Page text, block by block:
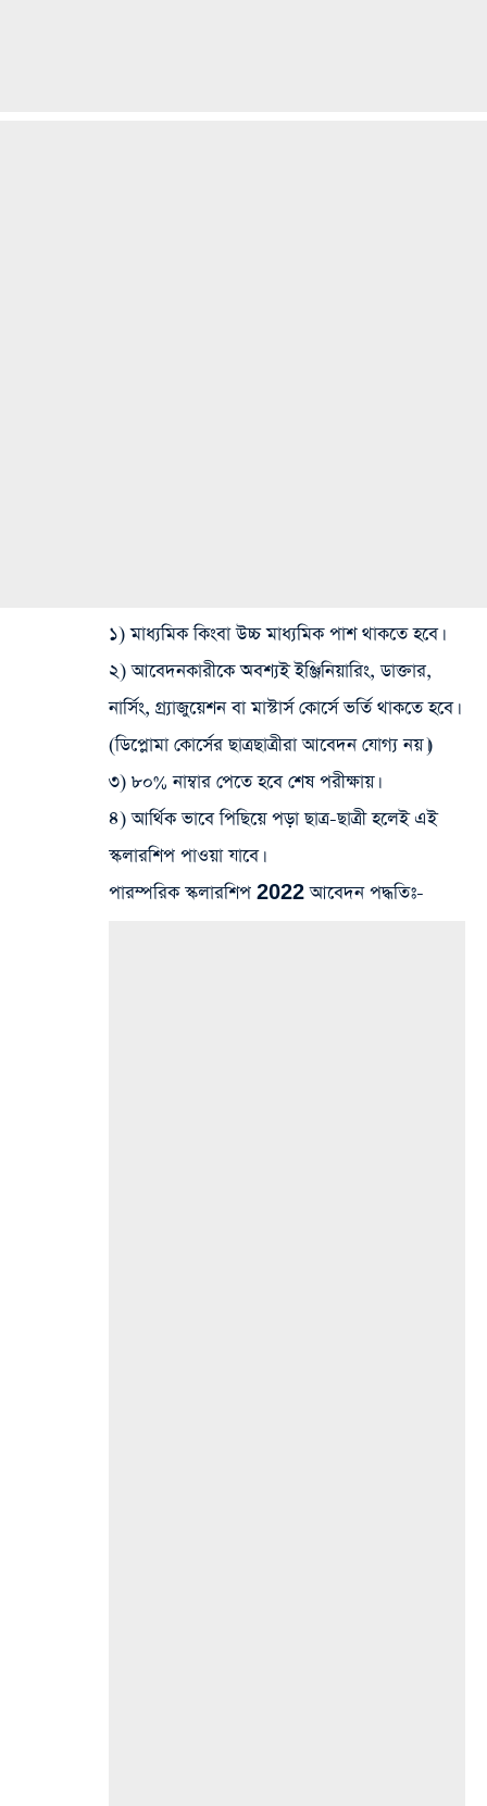
১) মাধ্যমিক কিংবা উচ্চ মাধ্যমিক পাশ থাকতে হবে।
২) আবেদনকারীকে অবশ্যই ইঞ্জিনিয়ারিং, ডাক্তার,
নার্সিং, গ্র্যাজুয়েশন বা মাস্টার্স কোর্সে ভর্তি থাকতে হবে।
(ডিপ্লোমা কোর্সের ছাত্রছাত্রীরা আবেদন যোগ্য নয়।)
৩) ৮০% নাম্বার পেতে হবে শেষ পরীক্ষায়।
৪) আর্থিক ভাবে পিছিয়ে পড়া ছাত্র-ছাত্রী হলেই এই
স্কলারশিপ পাওয়া যাবে।
পারম্পরিক স্কলারশিপ 2022 আবেদন পদ্ধতিঃ-